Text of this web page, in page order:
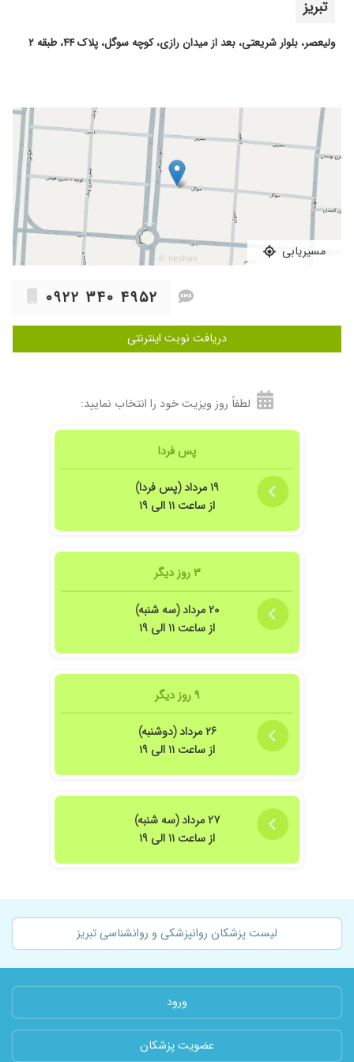
تبریز
ولیعصر، بلوار شریعتی، بعد از میدان رازی، کوچه سوگل، پلاک ۴۴، طبقه ۲
مسیریابی
۰۹۲۲ ۳۴۰ ۴۹۵۲
دریافت نوبت اینترنتی
لطفاً روز ویزیت خود را انتخاب نمایید:
پس فردا
۱۹ مرداد (پس فردا)
از ساعت ۱۱ الی ۱۹
۳ روز دیگر
۲۰ مرداد (سه شنبه)
از ساعت ۱۱ الی ۱۹
۹ روز دیگر
۲۶ مرداد (دوشنبه)
از ساعت ۱۱ الی ۱۹
۲۷ مرداد (سه شنبه)
از ساعت ۱۱ الی ۱۹
لیست پزشکان روانپزشکی و روانشناسی تبریز
ورود
عضویت پزشکان